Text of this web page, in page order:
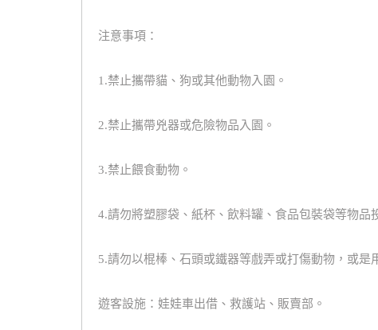
注意事項：
1.禁止攜帶貓、狗或其他動物入園。
2.禁止攜帶兇器或危險物品入園。
3.禁止餵食動物。
4.請勿將塑膠袋、紙杯、飲料罐、食品包裝袋等物品
5.請勿以棍棒、石頭或鐵器等戲弄或打傷動物，或
遊客設施：娃娃車出借、救護站、販賣部。